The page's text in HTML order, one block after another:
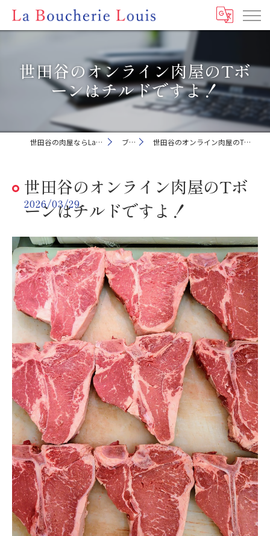
世田谷のオンライン肉屋のTボ
ーンはチルドですよ！
世田谷の肉屋ならLa Boucherie Louis ブログ 世田谷のオンライン肉屋のTボーンはチルドですよ！
世田谷のオンライン肉屋のTボ
ーンはチルドですよ！
2026/03/29